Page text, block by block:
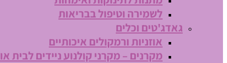
לשמירה וטיפול בבריאות
גאדג'טים וכלים
אוזניות ורמקולים איכותיים
מקרנים – מקרני קולנוע ניידים לבית